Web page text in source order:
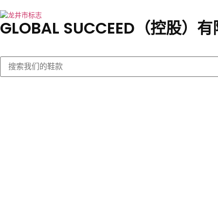
GLOBAL SUCCEED（控股）